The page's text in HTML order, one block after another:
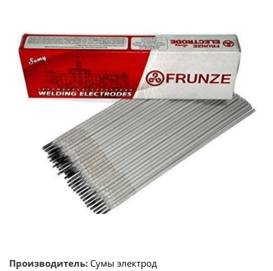
Производитель: Сумы электрод